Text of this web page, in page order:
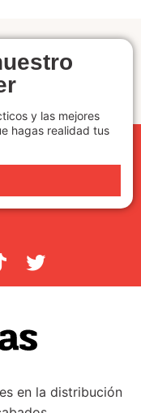
y las mejores
hagas realidad tus
en la distribución